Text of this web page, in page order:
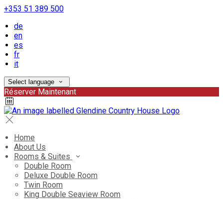
+353 51 389 500
de
en
es
fr
it
Select language
Réserver Maintenant
Home
About Us
Rooms & Suites
Double Room
Deluxe Double Room
Twin Room
King Double Seaview Room